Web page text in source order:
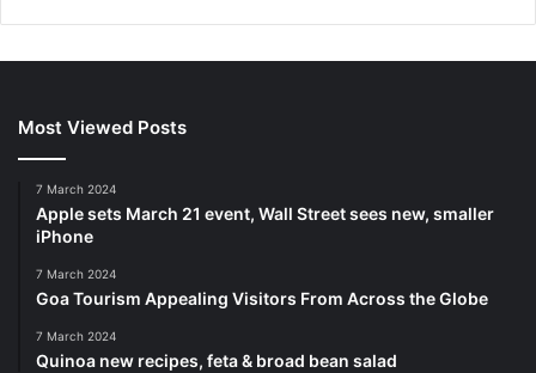
Most Viewed Posts
7 March 2024
Apple sets March 21 event, Wall Street sees new, smaller
iPhone
7 March 2024
Goa Tourism Appealing Visitors From Across the Globe
7 March 2024
Quinoa new recipes, feta & broad bean salad